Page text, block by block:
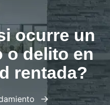
ocurre un
o delito en
rentada?